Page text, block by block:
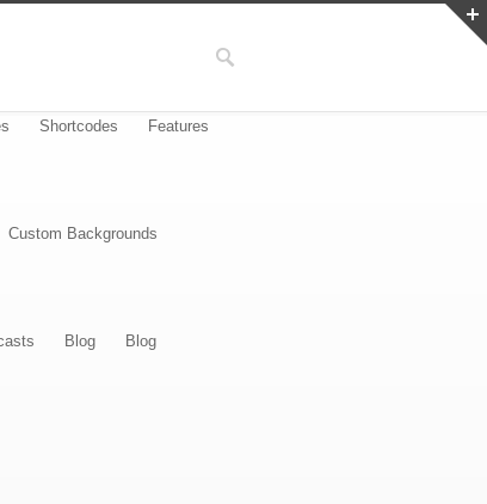
Shortcodes Features
Custom Backgrounds
Blog Blog